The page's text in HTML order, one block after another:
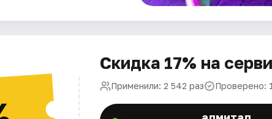
Скидка 17% на
Применили: 2 542 раз Проверено: